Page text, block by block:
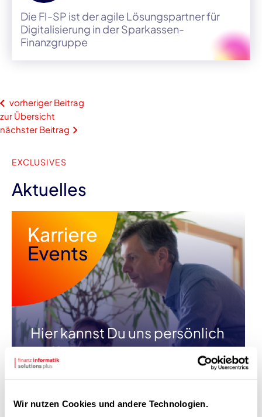
Wir nutzen Cookies und andere Technologien.
Die FI-SP ist der agile Lösungspartner für
Digitalisierung in der Sparkassen-
Finanzgruppe
vorheriger Beitrag
zur Übersicht
nächster Beitrag
EXCLUSIVES
Aktuelles
Hier kannst Du uns persönlich
treffen
Mehr erfahren